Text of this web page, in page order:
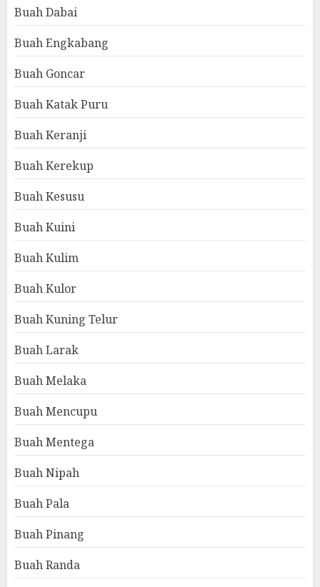
Buah Dabai
Buah Engkabang
Buah Goncar
Buah Katak Puru
Buah Keranji
Buah Kerekup
Buah Kesusu
Buah Kuini
Buah Kulim
Buah Kulor
Buah Kuning Telur
Buah Larak
Buah Melaka
Buah Mencupu
Buah Mentega
Buah Nipah
Buah Pala
Buah Pinang
Buah Randa